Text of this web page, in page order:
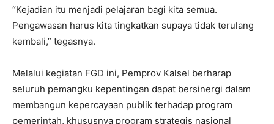
“Kejadian itu menjadi pelajaran bagi kita semua.
Pengawasan harus kita tingkatkan supaya tidak terulang
kembali,” tegasnya.
Melalui kegiatan FGD ini, Pemprov Kalsel berharap
seluruh pemangku kepentingan dapat bersinergi dalam
membangun kepercayaan publik terhadap program
pemerintah, khususnya program strategis nasional